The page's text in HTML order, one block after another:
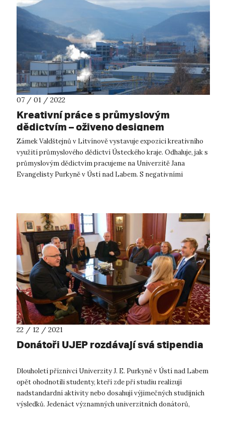
07 / 01 / 2022
Kreativní práce s průmyslovým
dědictvím – oživeno designem
Zámek Valdštejnů v Litvínově vystavuje expozici kreativního
využití průmyslového dědictví Ústeckého kraje. Odhaluje, jak s
průmyslovým dědictvím pracujeme na Univerzitě Jana
Evangelisty Purkyně v Ústí nad Labem. S negativními
22 / 12 / 2021
Donátoři UJEP rozdávají svá stipendia
Dlouholetí příznivci Univerzity J. E. Purkyně v Ústí nad Labem
opět ohodnotili studenty, kteří zde při studiu realizují
nadstandardní aktivity nebo dosahují výjimečných studijních
výsledků. Jedenáct významných univerzitních donátorů,